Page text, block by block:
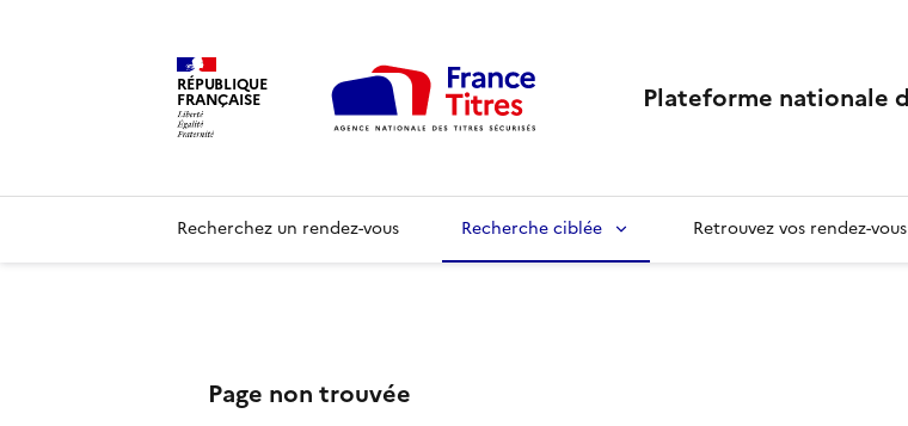
RÉPUBLIQUE
FRANÇAISE Plateforme nationale
Recherchez un rendez-vous Recherche ciblée Retrouvez vos rendez-vous
Page non trouvée